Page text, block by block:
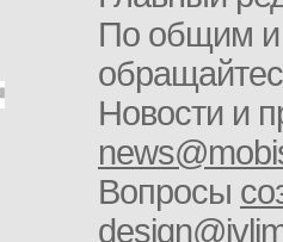
По общим и
Новости и
Вопросы